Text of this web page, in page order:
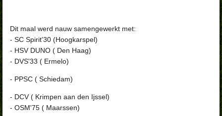
Dit maal werd nauw samengewerkt met:
- SC Spirit'30 (Hoogkarspel)
- HSV DUNO ( Den Haag)
- DVS'33 ( Ermelo)
- PPSC ( Schiedam)
- DCV ( Krimpen aan den Ijssel)
- OSM'75 ( Maarssen)